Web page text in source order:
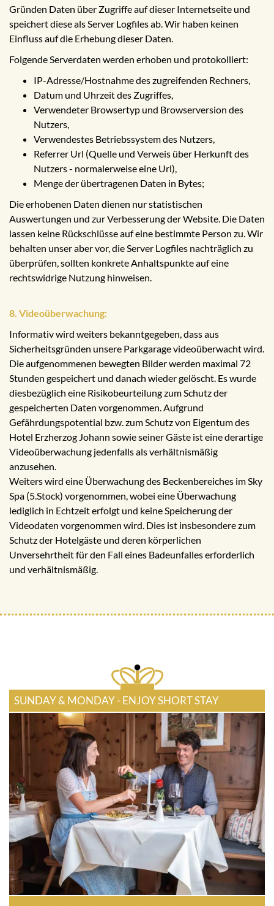
Gründen Daten über Zugriffe auf dieser Internetseite und
speichert diese als Server Logfiles ab. Wir haben keinen
Einfluss auf die Erhebung dieser Daten.
Folgende Serverdaten werden erhoben und protokolliert:
IP-Adresse/Hostnahme des zugreifenden Rechners,
Datum und Uhrzeit des Zugriffes,
Verwendeter Browsertyp und Browserversion des
Nutzers,
Verwendestes Betriebssystem des Nutzers,
Referrer Url (Quelle und Verweis über Herkunft des
Nutzers - normalerweise eine Url),
Menge der übertragenen Daten in Bytes;
Die erhobenen Daten dienen nur statistischen
Auswertungen und zur Verbesserung der Website. Die Daten
lassen keine Rückschlüsse auf eine bestimmte Person zu. Wir
behalten unser aber vor, die Server Logfiles nachträglich zu
überprüfen, sollten konkrete Anhaltspunkte auf eine
rechtswidrige Nutzung hinweisen.
8. Videoüberwachung:
Informativ wird weiters bekanntgegeben, dass aus
Sicherheitsgründen unsere Parkgarage videoüberwacht wird.
Die aufgenommenen bewegten Bilder werden maximal 72
Stunden gespeichert und danach wieder gelöscht. Es wurde
diesbezüglich eine Risikobeurteilung zum Schutz der
gespeicherten Daten vorgenommen. Aufgrund
Gefährdungspotential bzw. zum Schutz von Eigentum des
Hotel Erzherzog Johann sowie seiner Gäste ist eine derartige
Videoüberwachung jedenfalls als verhältnismäßig
anzusehen.
Weiters wird eine Überwachung des Beckenbereiches im Sky
Spa (5.Stock) vorgenommen, wobei eine Überwachung
lediglich in Echtzeit erfolgt und keine Speicherung der
Videodaten vorgenommen wird. Dies ist insbesondere zum
Schutz der Hotelgäste und deren körperlichen
Unversehrtheit für den Fall eines Badeunfalles erforderlich
und verhältnismäßig.
SUNDAY & MONDAY - ENJOY SHORT STAY